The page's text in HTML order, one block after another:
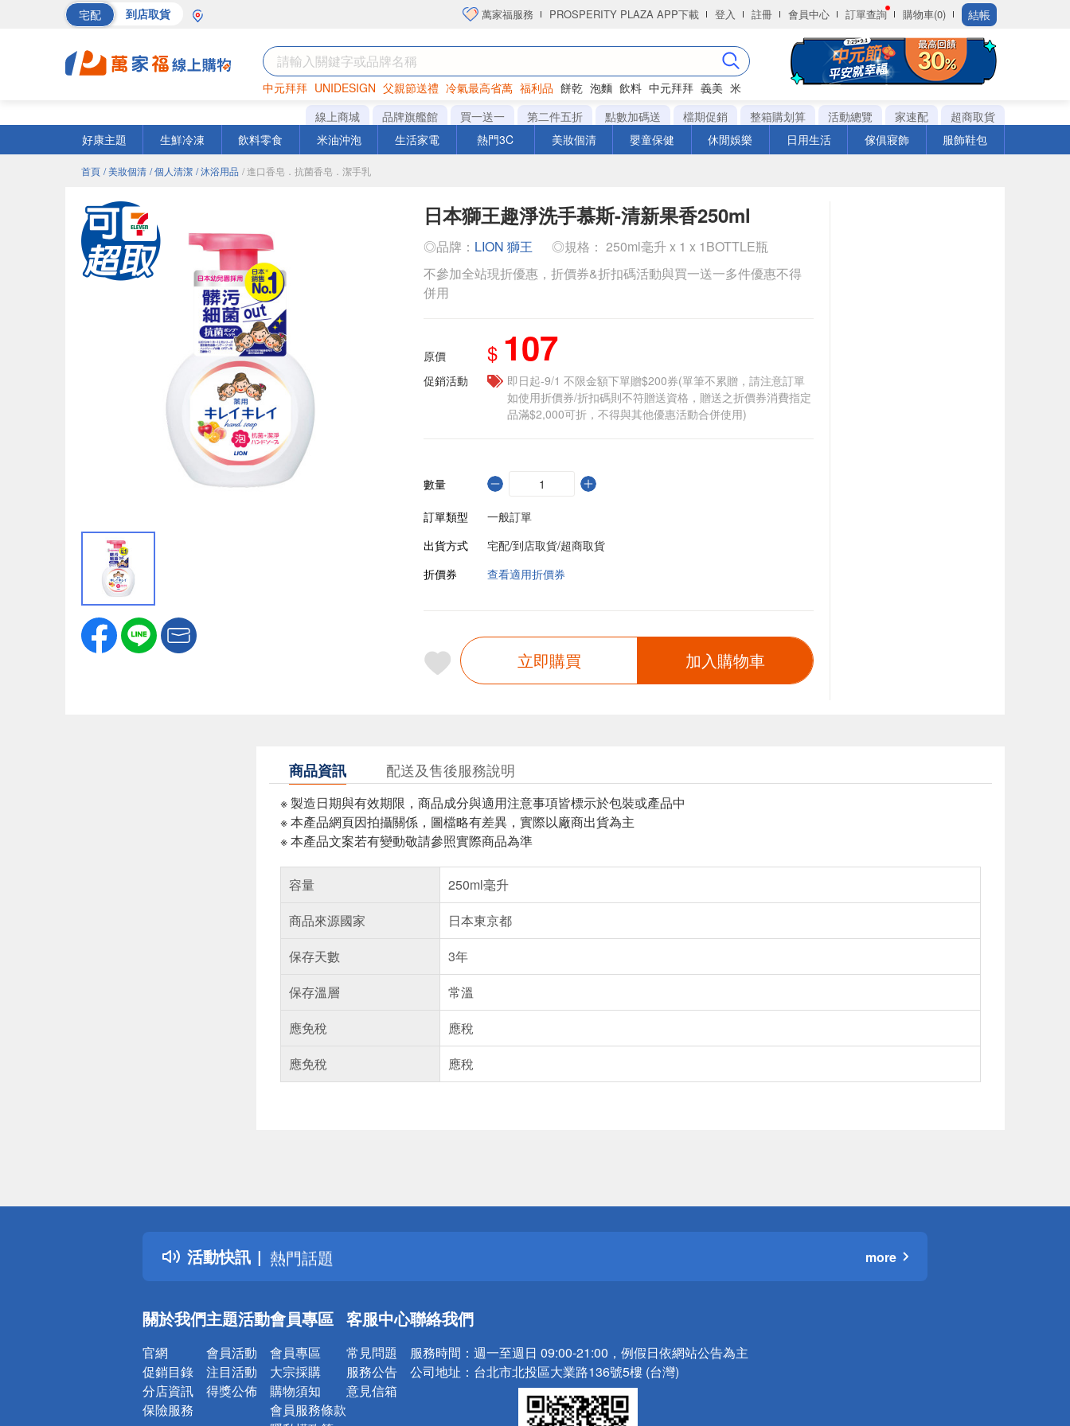
宅配 到店取貨 萬家福服務 PROSPERITY PLAZA APP下載 登入 註冊 會員中心 訂單查詢 購物車(0) 結帳
中元拜拜 UNIDESIGN 父親節送禮 冷氣最高省萬 福利品 餅乾 泡麵 飲料 中元拜拜 義美 米
罐頭 海苔 洋芋片
線上商城 品牌旗艦館 買一送一 第二件五折 點數加碼送 檔期促銷 整箱購划算 活動總覽 家速配
超商取貨
好康主題
生鮮冷凍 飲料零食 米油沖泡 生活家電 熱門3C 美妝個清 嬰童保健 休閒娛樂 日用生活 傢俱寢飾 服飾鞋包
首頁 / 美妝個清 / 個人清潔 / 沐浴用品 / 進口香皂．抗菌香皂．潔手乳
日本獅王趣淨洗手慕斯-清新果香250ml
◎品牌： LION 獅王
◎規格： 250ml毫升 x 1 x 1BOTTLE瓶
不參加全站現折優惠，折價券&折扣碼活動與買一送一多件優惠不得
併用
原價 $ 107
促銷活動
即日起-9/1 不限金額下單贈$200券(單筆不累贈，請注意訂單
如使用折價券/折扣碼則不符贈送資格，贈送之折價券消費指定
品滿$2,000可折，不得與其他優惠活動合併使用)
數量
訂單類型
一般訂單
出貨方式
宅配/到店取貨/超商取貨
折價券
查看適用折價券
立即購買 加入購物車
商品資訊 配送及售後服務說明
※ 製造日期與有效期限，商品成分與適用注意事項皆標示於包裝或產品中
※ 本產品網頁因拍攝關係，圖檔略有差異，實際以廠商出貨為主
※ 本產品文案若有變動敬請參照實際商品為準
容量
250ml毫升
商品來源國家
日本東京都
保存天數
3年
保存溫層
常溫
應免稅
應稅
應免稅
應稅
活動快訊
詐騙網頁！請小心！
得獎公告
熱門話題
銀行優惠
詐騙網頁！請小心！
more
關於我們
官網
促銷目錄
分店資訊
保險服務
主題活動
會員活動
注目活動
得獎公佈
會員專區
會員專區
大宗採購
購物須知
會員服務條款
客服中心
常見問題
服務公告
意見信箱
聯絡我們
服務時間： 週一至週日 09:00-21:00，例假日依網站公告為主
公司地址： 台北市北投區大業路136號5樓 (台灣)